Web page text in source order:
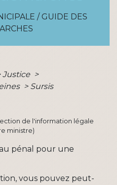
/ GUIDE DES
Justice >
> Sursis
de l'information légale
ministre)
pénal pour une
vous pouvez peut-